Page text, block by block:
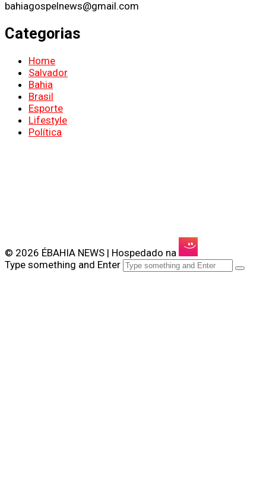
bahiagospelnews@gmail.com
Categorias
Home
Salvador
Bahia
Brasil
Esporte
Lifestyle
Política
© 2026 ÉBAHIA NEWS | Hospedado na
Type something and Enter